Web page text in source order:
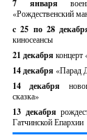
7 января
«Рождественский
c 25 по 28
киносеансы
21 декабря
14 декабря «Парад
14 декабря
сказка»
13 декабря
Гатчинской Епархии